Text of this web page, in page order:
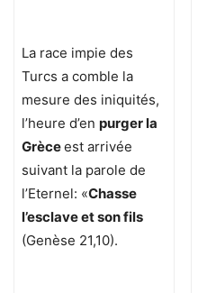
La race impie des
Turcs a comble la
mesure des iniquités,
l’heure d’en purger la
Grèceest arrivée
suivant la parole de
l’Eternel: «Chasse
l’esclave et son fils
(Genèse 21,10).